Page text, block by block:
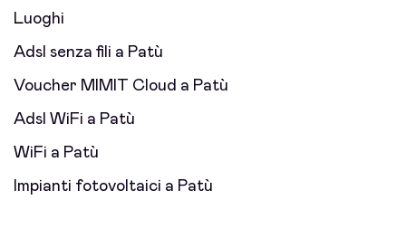
Luoghi
Adsl senza fili a Patù
Voucher MIMIT Cloud a Patù
Adsl WiFi a Patù
WiFi a Patù
Impianti fotovoltaici a Patù